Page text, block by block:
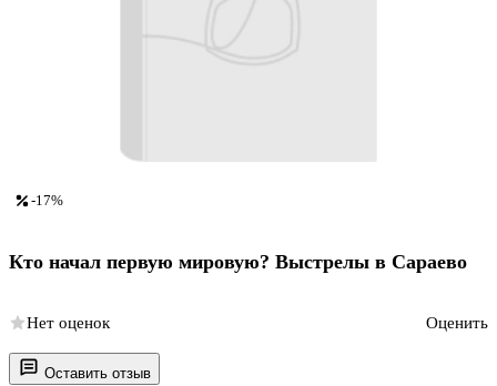
Оставить отзыв
-17%
Кто начал первую мировую? Выстрелы в Сараево
Нет оценок Оценить